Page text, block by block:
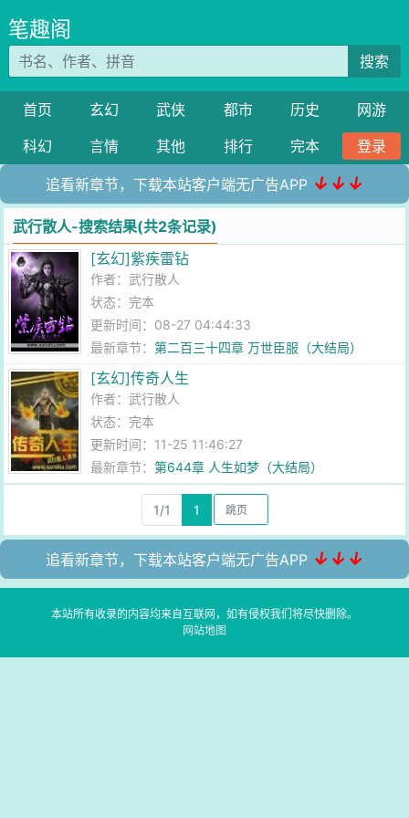
笔趣阁
搜索
首页 玄幻 武侠 都市 历史
网游
科幻
言情 其他 排行 完本 登录
追看新章节，下载本站客户端无广告APP ↓↓↓
武行散人-搜索结果(共2条记录)
[玄幻]紫疾雷钻
作者：武行散人
状态：完本
更新时间：08-27 04:44:33
最新章节：第二百三十四章 万世臣服（大结局）
[玄幻]传奇人生
作者：武行散人
状态：完本
更新时间：11-25 11:46:27
最新章节：第644章 人生如梦（大结局）
1/1 1
追看新章节，下载本站客户端无广告APP ↓↓↓
本站所有收录的内容均来自互联网，如有侵权我们将尽快删除。
网站地图